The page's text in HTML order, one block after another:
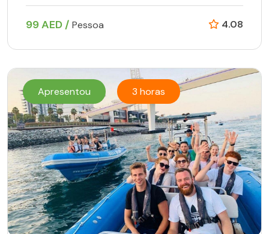
99 AED / Pessoa 4.08
Apresentou 3 horas